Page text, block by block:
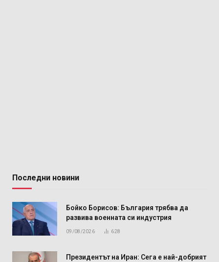
Последни новини
Бойко Борисов: България трябва да
развива военната си индустрия
09/08/2026 628
Президентът на Иран: Сега е най-добрият